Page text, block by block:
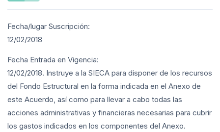
Fecha/lugar Suscripción:
12/02/2018
Fecha Entrada en Vigencia:
12/02/2018. Instruye a la SIECA para disponer de los recursos
del Fondo Estructural en la forma indicada en el Anexo de
este Acuerdo, así como para llevar a cabo todas las
acciones administrativas y financieras necesarias para cubrir
los gastos indicados en los componentes del Anexo.